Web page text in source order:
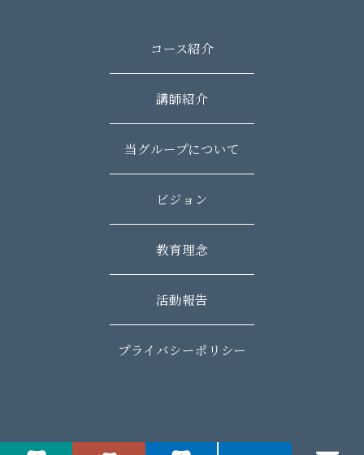
コース紹介
講師紹介
当グループについて
ビジョン
教育理念
活動報告
プライバシーポリシー